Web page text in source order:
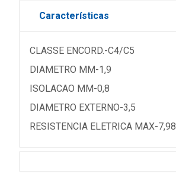
Características
CLASSE ENCORD.-C4/C5
DIAMETRO MM-1,9
ISOLACAO MM-0,8
DIAMETRO EXTERNO-3,5
RESISTENCIA ELETRICA MAX-7,98